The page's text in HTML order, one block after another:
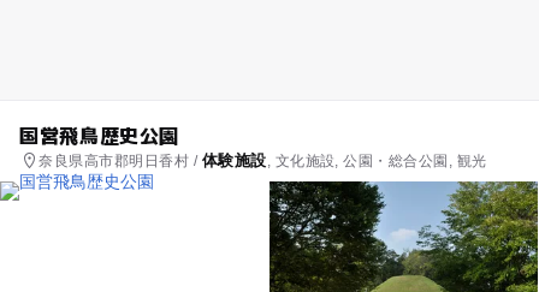
国営飛鳥歴史公園
奈良県高市郡明日香村 / 体験施設, 文化施設, 公園・総合公園, 観光